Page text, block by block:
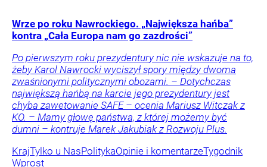
Wrze po roku Nawrockiego. „Największa hańba”
kontra „Cała Europa nam go zazdrości”
Po pierwszym roku prezydentury nic nie wskazuje na to,
żeby Karol Nawrocki wyciszył spory między dwoma
zwaśnionymi politycznymi obozami. – Dotychczas
największą hańbą na karcie jego prezydentury jest
chyba zawetowanie SAFE – ocenia Mariusz Witczak z
KO. – Mamy głowę państwa, z której możemy być
dumni – kontruje Marek Jakubiak z Rozwoju Plus.
KrajTylko u NasPolitykaOpinie i komentarzeTygodnik
Wprost